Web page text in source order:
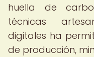
huella de
técnicas
digitales ha
de producción,